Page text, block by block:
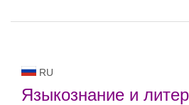
RU
Языкознание и